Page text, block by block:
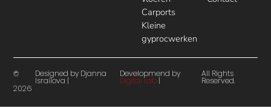
Carports
Kleine
gyprocwerken
©
2026
Designed by Djanna
Israilova |
Developmend by
Digital Lab |
All Rights
Reserved.